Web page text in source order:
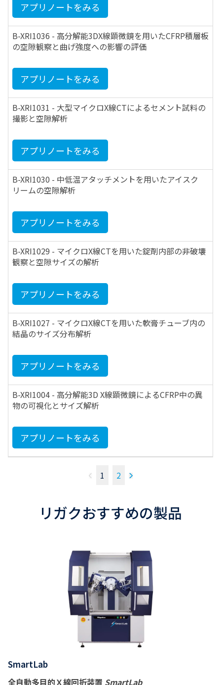
アプリノートをみる
B-XRI1036 - 高分解能3DX線顕微鏡を用いたCFRP積層板
の空隙観察と曲げ強度への影響の評価
アプリノートをみる
B-XRI1031 - 大型マイクロX線CTによるセメント試料の
撮影と空隙解析
アプリノートをみる
B-XRI1030 - 中低温アタッチメントを用いたアイスク
リームの空隙解析
アプリノートをみる
B-XRI1029 - マイクロX線CTを用いた錠剤内部の非破壊
観察と空隙サイズの解析
アプリノートをみる
B-XRI1027 - マイクロX線CTを用いた軟膏チューブ内の
結晶のサイズ分布解析
アプリノートをみる
B-XRI1004 - 高分解能3D X線顕微鏡によるCFRP中の異
物の可視化とサイズ解析
アプリノートをみる
1 2
リガクおすすめの製品
SmartLab
全自動多目的Ｘ線回折装置 SmartLab